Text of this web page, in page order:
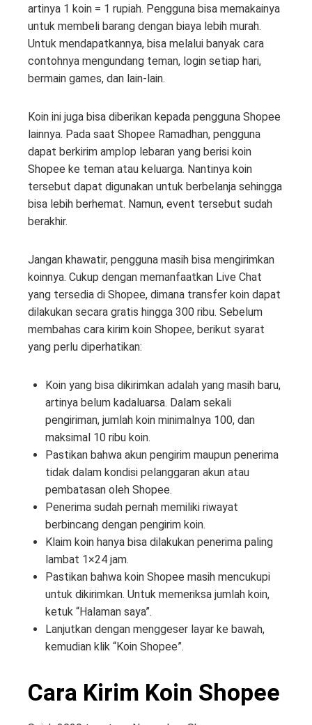
artinya 1 koin = 1 rupiah. Pengguna bisa memakainya
untuk membeli barang dengan biaya lebih murah.
Untuk mendapatkannya, bisa melalui banyak cara
contohnya mengundang teman, login setiap hari,
bermain games, dan lain-lain.
Koin ini juga bisa diberikan kepada pengguna Shopee
lainnya. Pada saat Shopee Ramadhan, pengguna
dapat berkirim amplop lebaran yang berisi koin
Shopee ke teman atau keluarga. Nantinya koin
tersebut dapat digunakan untuk berbelanja sehingga
bisa lebih berhemat. Namun, event tersebut sudah
berakhir.
Jangan khawatir, pengguna masih bisa mengirimkan
koinnya. Cukup dengan memanfaatkan Live Chat
yang tersedia di Shopee, dimana transfer koin dapat
dilakukan secara gratis hingga 300 ribu. Sebelum
membahas cara kirim koin Shopee, berikut syarat
yang perlu diperhatikan:
Koin yang bisa dikirimkan adalah yang masih baru,
artinya belum kadaluarsa. Dalam sekali
pengiriman, jumlah koin minimalnya 100, dan
maksimal 10 ribu koin.
Pastikan bahwa akun pengirim maupun penerima
tidak dalam kondisi pelanggaran akun atau
pembatasan oleh Shopee.
Penerima sudah pernah memiliki riwayat
berbincang dengan pengirim koin.
Klaim koin hanya bisa dilakukan penerima paling
lambat 1×24 jam.
Pastikan bahwa koin Shopee masih mencukupi
untuk dikirimkan. Untuk memeriksa jumlah koin,
ketuk “Halaman saya”.
Lanjutkan dengan menggeser layar ke bawah,
kemudian klik “Koin Shopee”.
Cara Kirim Koin Shopee